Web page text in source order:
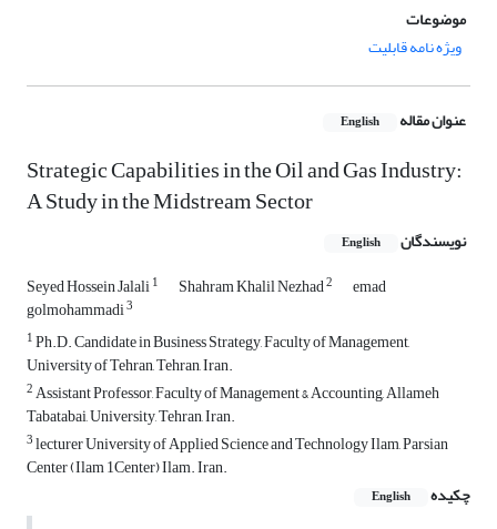
موضوعات
ویژه نامه قابلیت
عنوان مقاله English
Strategic Capabilities in the Oil and Gas Industry:
A Study in the Midstream Sector
نویسندگان English
Seyed Hossein Jalali1 Shahram Khalil Nezhad2 emad
golmohammadi3
1Ph.D. Candidate in Business Strategy, Faculty of Management,
University of Tehran, Tehran, Iran.
2Assistant Professor, Faculty of Management & Accounting, Allameh
Tabatabai, University, Tehran, Iran.
3lecturer University of Applied Science and Technology Ilam, Parsian
Center (Ilam 1Center) Ilam. Iran.
چکیده
English